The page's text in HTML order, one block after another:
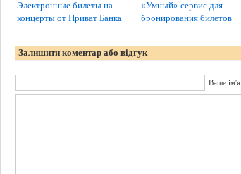
Электронные билеты на
концерты от Приват Банка
«Умный» сервис для
бронирования билетов
Залишити коментар або відгук
Ваше ім'я